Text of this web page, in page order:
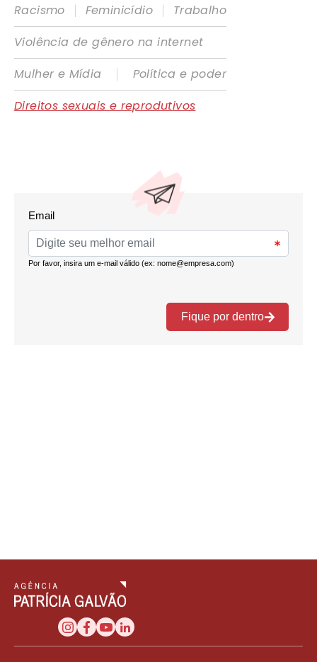
Racismo | Feminicídio |
Trabalho
Violência de gênero na internet
Mulher e Mídia
|
Política e poder
Direitos sexuais e reprodutivos